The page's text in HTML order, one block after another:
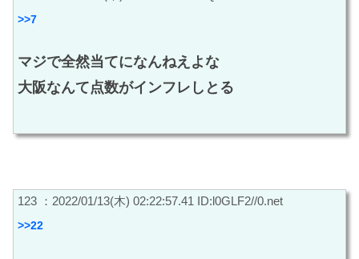
>>7
マジで全然当てになんねえよな
大阪なんて点数がインフレしとる
123 ：2022/01/13(木) 02:22:57.41 ID:l0GLF2//0.net
>>22